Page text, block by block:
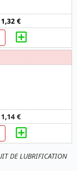
DE LUBRIFICATION
1,32 €
1,14 €